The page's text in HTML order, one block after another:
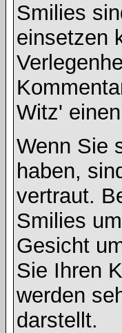
Smilies
einsetzen
Witz'
Wenn Sie
haben,
vertraut.
Smilies
Gesicht
Sie Ihren
werden
darstellt.